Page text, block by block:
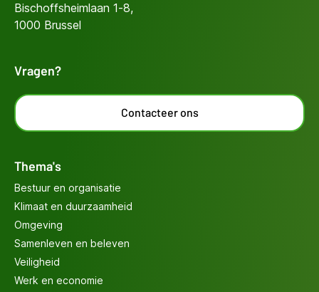
Bischoffsheimlaan 1-8,
1000 Brussel
Vragen?
Contacteer ons
Thema's
Bestuur en organisatie
Klimaat en duurzaamheid
Omgeving
Samenleven en beleven
Veiligheid
Werk en economie